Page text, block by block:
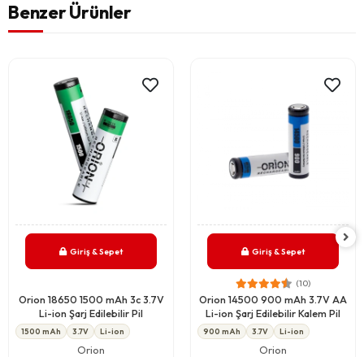
Benzer Ürünler
Giriş & Sepet
Orion 18650 1500 mAh 3c 3.7V
Li-ion Şarj Edilebilir Pil
1500 mAh 3.7V Li-ion
Orion
Giriş & Sepet
(10)
Orion 14500 900 mAh 3.7V AA
Li-ion Şarj Edilebilir Kalem Pil
900 mAh 3.7V Li-ion
Orion